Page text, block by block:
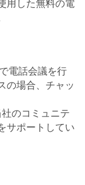
用した無料の電
電話会議を行
の場合、チャッ
のコミュニテ
サポートしてい